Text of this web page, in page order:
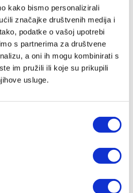
kako bismo personalizirali
značajke društvenih medija i
podatke o vašoj upotrebi
s partnerima za društvene
a oni ih mogu kombinirati s
im pružili ili koje su prikupili
usluge.
u srcu - Radna
Dijana Ančić
EUR